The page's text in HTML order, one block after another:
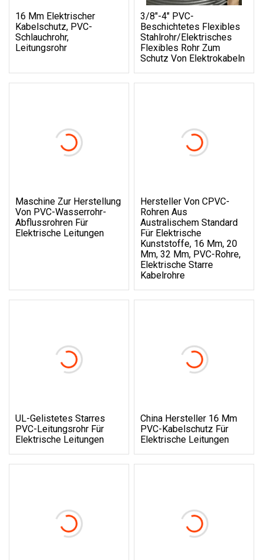
16 Mm Elektrischer
Kabelschutz, PVC-
Schlauchrohr,
Leitungsrohr
3/8"-4" PVC-
Beschichtetes Flexibles
Stahlrohr/elektrisches
Flexibles Rohr Zum
Schutz Von Elektrokabeln
Maschine Zur Herstellung
Von PVC-Wasserrohr-
Abflussrohren Für
Elektrische Leitungen
Hersteller Von CPVC-
Rohren Aus
Australischem Standard
Für Elektrische
Kunststoffe, 16 Mm, 20
Mm, 32 Mm, PVC-Rohre,
Elektrische Starre
Kabelrohre
UL-Gelistetes Starres
PVC-Leitungsrohr Für
Elektrische Leitungen
China Hersteller 16 Mm
PVC-Kabelschutz Für
Elektrische Leitungen